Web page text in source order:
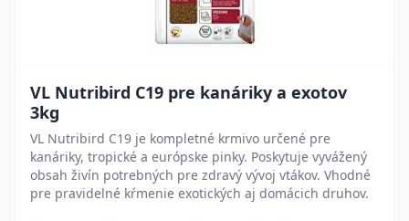
VL Nutribird C19 pre kanáriky a exotov
3kg
VL Nutribird C19 je kompletné krmivo určené pre
kanáriky, tropické a európske pinky. Poskytuje vyvážený
obsah živín potrebných pre zdravý vývoj vtákov. Vhodné
pre pravidelné kŕmenie exotických aj domácich druhov.